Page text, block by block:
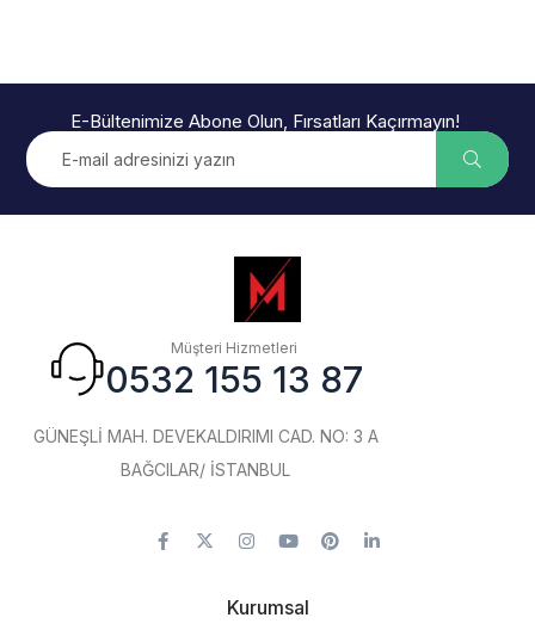
E-Bültenimize Abone Olun, Fırsatları Kaçırmayın!
Müşteri Hizmetleri
0532 155 13 87
GÜNEŞLİ MAH. DEVEKALDIRIMI CAD. NO: 3 A
BAĞCILAR/ İSTANBUL
Kurumsal